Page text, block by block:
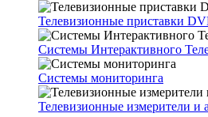
Телевизионные приставки
Системы Интерактивного
Системы мониторинга
Телевизионные измерители и